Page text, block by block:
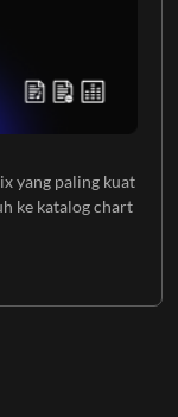
yang paling kuat
ke katalog chart